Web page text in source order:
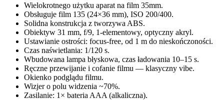
Wielokrotnego użytku aparat na film 35mm.
Obsługuje film 135 (24×36 mm), ISO 200/400.
Solidna konstrukcja z tworzywa ABS.
Obiektyw 31 mm, f/9, 1-elementowy, optyczny akryl.
Ustawianie ostrości: focus-free, od 1 m do nieskończoności.
Czas naświetlania: 1/120 s.
Wbudowana lampa błyskowa, czas ładowania 10–15 s.
Ręczne przewijanie i cofanie filmu — klasyczny vibe.
Okienko podglądu filmu.
Wizjer o polu widzenia ~70%.
Zasilanie: 1× bateria AAA (alkaliczna).